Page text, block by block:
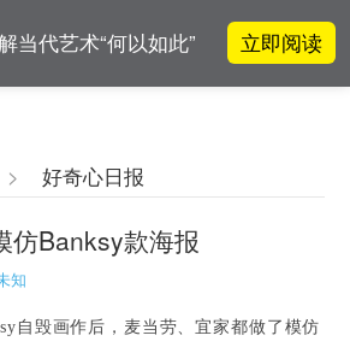
当代艺术“何以如此” 立即阅读
和自由中确立艺术价
上海转型：为何要成
商业综合体？
> 好奇心日报
仿Banksy款海报
知
毁画作后，麦当劳、宜家都做了模仿